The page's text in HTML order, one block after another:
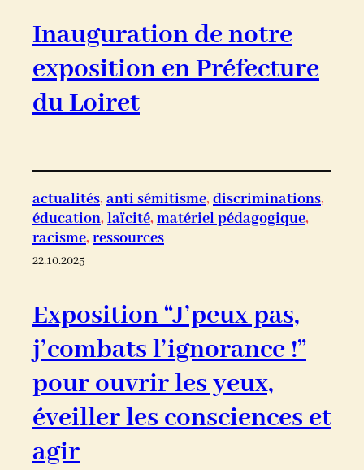
Inauguration de notre
exposition en Préfecture
du Loiret
actualités, anti sémitisme, discriminations
éducation, laïcité, matériel pédagogique
racisme, ressources
22.10.2025
Exposition “J’peux pas,
j’combats l’ignorance !”
pour ouvrir les yeux,
éveiller les consciences et
agir